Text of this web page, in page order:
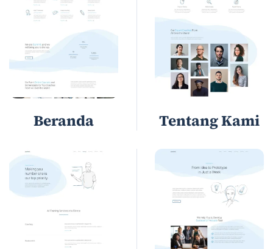
Beranda Tentang Kami